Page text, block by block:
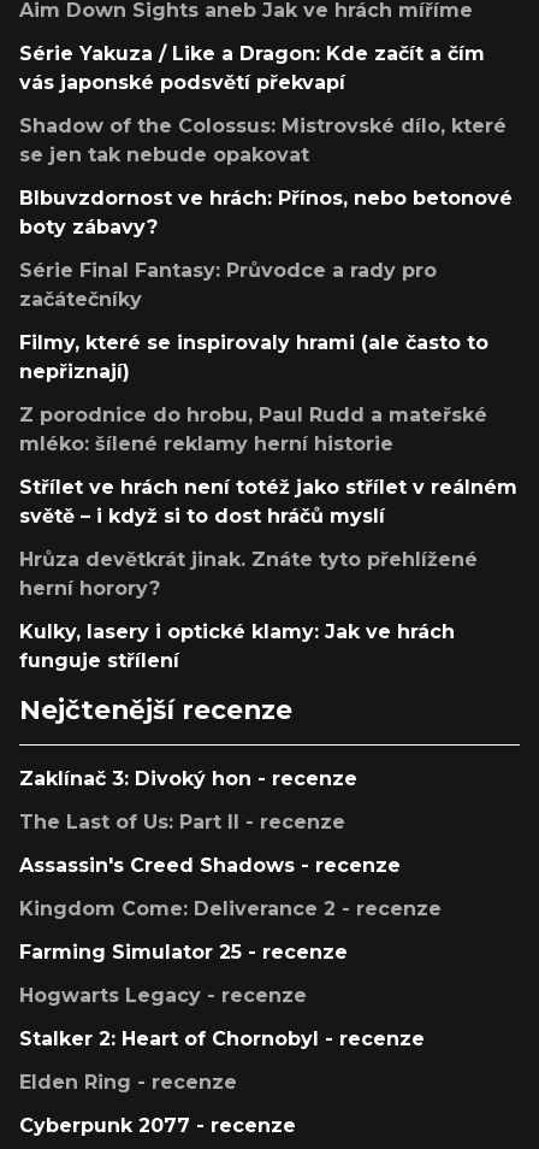
Aim Down Sights aneb Jak ve hrách míříme
Série Yakuza / Like a Dragon: Kde začít a čím
vás japonské podsvětí překvapí
Shadow of the Colossus: Mistrovské dílo, které
se jen tak nebude opakovat
Blbuvzdornost ve hrách: Přínos, nebo betonové
boty zábavy?
Série Final Fantasy: Průvodce a rady pro
začátečníky
Filmy, které se inspirovaly hrami (ale často to
nepřiznají)
Z porodnice do hrobu, Paul Rudd a mateřské
mléko: šílené reklamy herní historie
Střílet ve hrách není totéž jako střílet v reálném
světě – i když si to dost hráčů myslí
Hrůza devětkrát jinak. Znáte tyto přehlížené
herní horory?
Kulky, lasery i optické klamy: Jak ve hrách
funguje střílení
Nejčtenější recenze
Zaklínač 3: Divoký hon - recenze
The Last of Us: Part II - recenze
Assassin's Creed Shadows - recenze
Kingdom Come: Deliverance 2 - recenze
Farming Simulator 25 - recenze
Hogwarts Legacy - recenze
Stalker 2: Heart of Chornobyl - recenze
Elden Ring - recenze
Cyberpunk 2077 - recenze